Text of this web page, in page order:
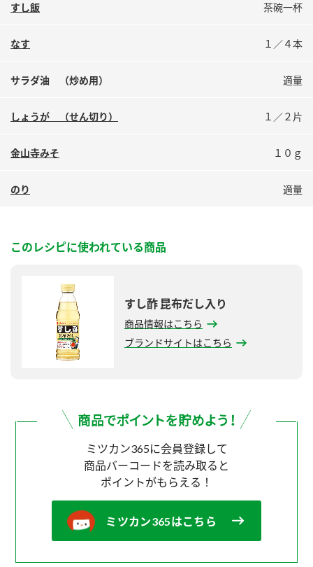
人気商品 ＋ おすすめレシピ
すし飯 茶碗一杯
なす １／４本
サラダ油 （炒め用） 適量
しょうが （せん切り） １／２片
金山寺みそ １０ｇ
のり 適量
このレシピに使われている商品
すし酢 昆布だし入り
商品情報はこちら
ブランドサイトはこちら
ミツカン365に会員登録して
商品バーコードを読み取ると
ポイントがもらえる！
ミツカン365はこちら